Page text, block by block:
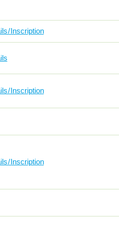
/ Inscription
/ Inscription
/ Inscription